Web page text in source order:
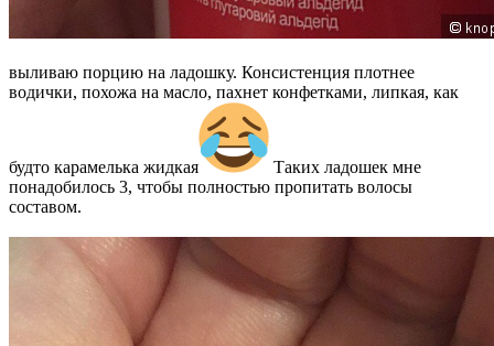
выливаю порцию на ладошку. Консистенция плотнее
водички, похожа на масло, пахнет конфетками, липкая, как
будто карамелька жидкая
Таких ладошек мне
понадобилось 3, чтобы полностью пропитать волосы
составом.